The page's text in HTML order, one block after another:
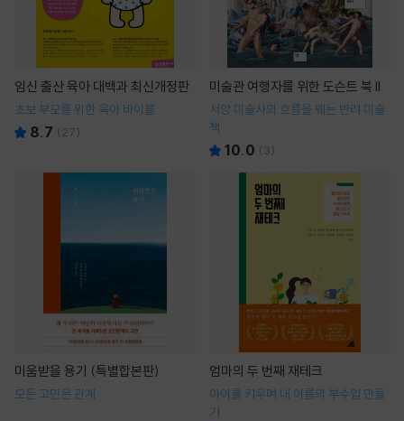
임신 출산 육아 대백과 최신개정판
초보 부모를 위한 육아 바이블
8.7 ( 27)
미술관 여행자를 위한 도슨트 북 II
서양 미술사의 흐름을 꿰는 반려 미술
책
10.0 ( 3)
미움받을 용기 (특별합본판)
모든 고민은 관계
엄마의 두 번째 재테크
아이를 키우며 내 이름의 부수입 만들
기